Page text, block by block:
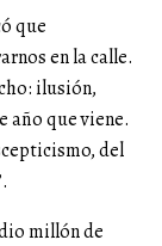
que
en la calle.
ilusión,
año que viene.
del
millón de